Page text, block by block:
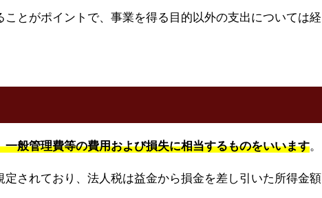
とがポイントで、事業を得る目的以外の支出については経
般管理費等の費用および損失に相当するものをいいます。
されており、法人税は益金から損金を差し引いた所得金額